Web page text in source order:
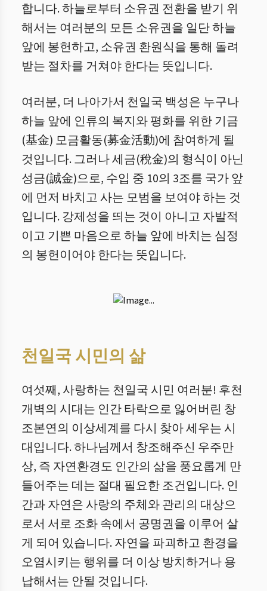
합니다. 하늘로부터 소유권 전환을 받기 위
해서는 여러분의 모든 소유권을 일단 하늘
앞에 봉헌하고, 소유권 환원식을 통해 돌려
받는 절차를 거쳐야 한다는 뜻입니다.
여러분, 더 나아가서 천일국 백성은 누구나
하늘 앞에 인류의 복지와 평화를 위한 기금
(基金) 모금활동(募金活動)에 참여하게 될
것입니다. 그러나 세금(稅金)의 형식이 아닌
성금(誠金)으로, 수입 중 10의 3조를 국가 앞
에 먼저 바치고 사는 모범을 보여야 하는 것
입니다. 강제성을 띄는 것이 아니고 자발적
이고 기쁜 마음으로 하늘 앞에 바치는 심정
의 봉헌이어야 한다는 뜻입니다.
천일국 시민의 삶
여섯째, 사랑하는 천일국 시민 여러분! 후천
개벽의 시대는 인간 타락으로 잃어버린 창
조본연의 이상세계를 다시 찾아 세우는 시
대입니다. 하나님께서 창조해주신 우주만
상, 즉 자연환경도 인간의 삶을 풍요롭게 만
들어주는 데는 절대 필요한 조건입니다. 인
간과 자연은 사랑의 주체와 관리의 대상으
로서 서로 조화 속에서 공명권을 이루어 살
게 되어 있습니다. 자연을 파괴하고 환경을
오염시키는 행위를 더 이상 방치하거나 용
납해서는 안될 것입니다.